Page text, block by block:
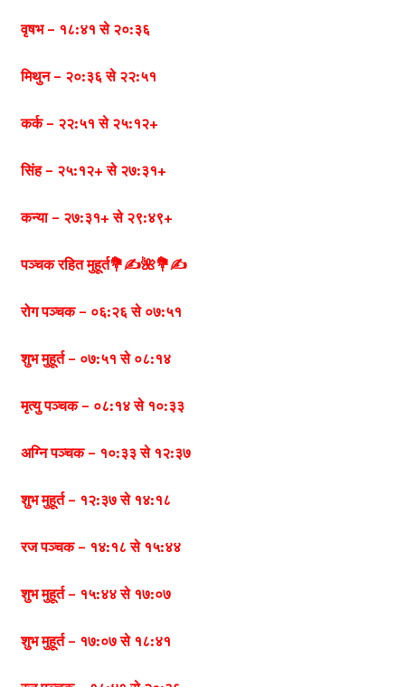
वृषभ – १८:४१ से २०:३६
मिथुन – २०:३६ से २२:५१
कर्क – २२:५१ से २५:१२+
सिंह – २५:१२+ से २७:३१+
कन्या – २७:३१+ से २९:४९+
पञ्चक रहित मुहूर्त💐✍️🌺💐✍️
रोग पञ्चक – ०६:२६ से ०७:५१
शुभ मुहूर्त – ०७:५१ से ०८:१४
मृत्यु पञ्चक – ०८:१४ से १०:३३
अग्नि पञ्चक – १०:३३ से १२:३७
शुभ मुहूर्त – १२:३७ से १४:१८
रज पञ्चक – १४:१८ से १५:४४
शुभ मुहूर्त – १५:४४ से १७:०७
शुभ मुहूर्त – १७:०७ से १८:४१